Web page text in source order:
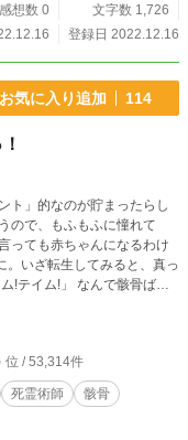
感想数 0
文字数 1,726
登録日 2022.12.16
お気に入り追加 114
ト」的なのが貯まったらし
ので、もふもふに憧れて
っても赤ちゃんになるわけ
。いざ転生してみると、真っ
!テイム!」 なんで骸骨ばっ
カタ。 振り返ると五十体の
なった!? 6/26一章完結しま
うにも投稿しています
位 / 53,314件
死霊術師
骸骨